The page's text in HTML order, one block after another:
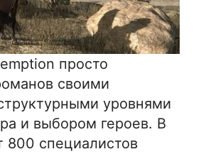
просто
своими
уровнями
и выбором героев. В
800 специалистов